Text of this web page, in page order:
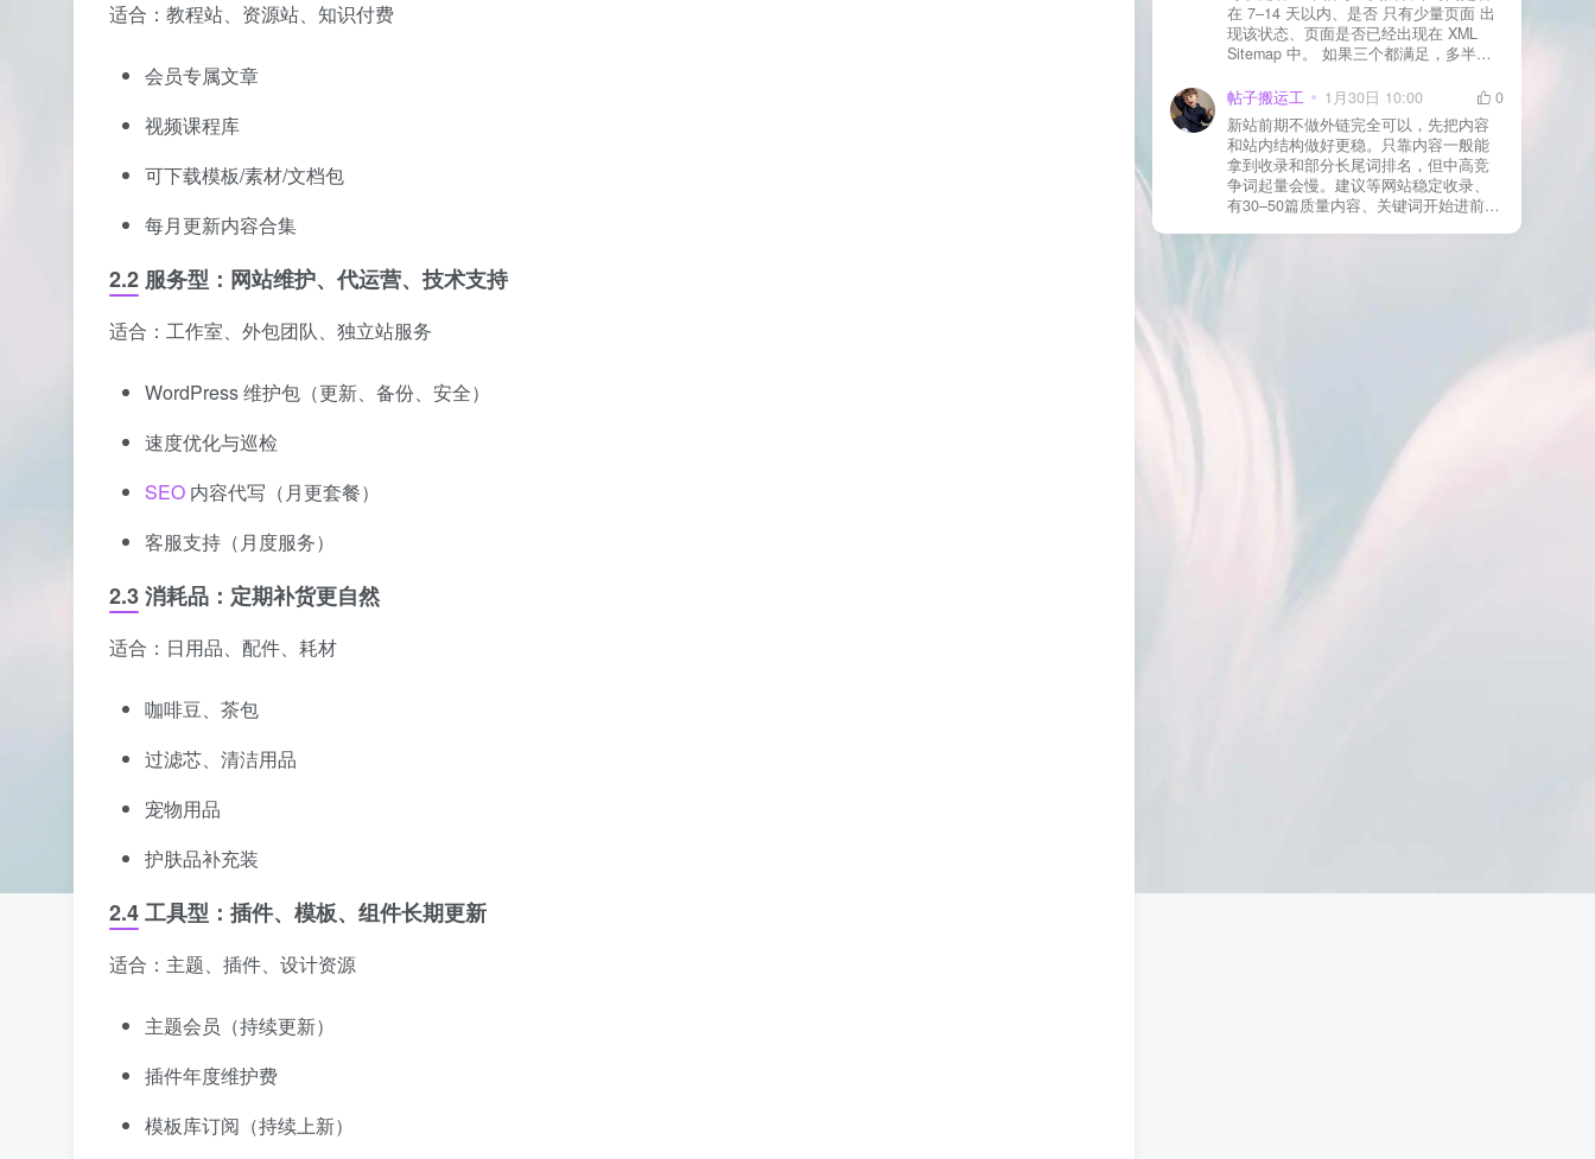
适合：教程站、资源站、知识付费
会员专属文章
视频课程库
可下载模板/素材/文档包
每月更新内容合集
2.2 服务型：网站维护、代运营、技术支持
适合：工作室、外包团队、独立站服务
WordPress 维护包（更新、备份、安全）
速度优化与巡检
SEO 内容代写（月更套餐）
客服支持（月度服务）
2.3 消耗品：定期补货更自然
适合：日用品、配件、耗材
咖啡豆、茶包
过滤芯、清洁用品
宠物用品
护肤品补充装
2.4 工具型：插件、模板、组件长期更新
适合：主题、插件、设计资源
主题会员（持续更新）
插件年度维护费
模板库订阅（持续上新）
json、wc-api、支付网关回调 URL（按网
关文档配置） 关闭结账页的缓存与 JS
合并压缩测试一次 若使用 Cloudflare：
则
在 7–14 天以内、是否 只有少量页面 出
现该状态、页面是否已经出现在 XML
Sitemap 中。 如果三个都满足，多半属
手。 2) 什么情况下“等”是没用的？ 以下
情况基本不会靠时间自动解决：页面几
乎没有内链（孤立页）、内容与站内已
有页面高度相似、canonical 指向了别的
URL、同一主题短时间发布太多相似文
章。 这种情况下，Google 已经抓取，但
判断“当前不值得进入索引”。 3) 最有效
的人工干预方式（不折腾） 优先做这 3
链接到该页面、增强首屏信息密度 前 2–
其反？ 不太推荐：频繁删除重发、连续
多次点“请求编入索引”、为了收录强行堆
关键词、随意改 URL 或标题 这些操作会
让 Google 重新评估页面稳定性，反而拖
慢收录。 5) 一个实用判断标准 如果一篇
文章：已被抓取、没有 noindex / robots
问题、有至少 1–2 条相关内链、内容明
帖子搬运工 1月30日 10:00
0
新站前期不做外链完全可以，先把内容
和站内结构做好更稳。只靠内容一般能
拿到收录和部分长尾词排名，但中高竞
争词起量会慢。建议等网站稳定收录、
有30–50篇质量内容、关键词开始进前